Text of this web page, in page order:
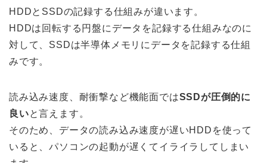
HDDとSSDの記録する仕組みが違います。
HDDは回転する円盤にデータを記録する仕組みなのに
対して、SSDは半導体メモリにデータを記録する仕組
みです。
読み込み速度、耐衝撃など機能面ではSSDが圧倒的に
良いと言えます。
そのため、データの読み込み速度が遅いHDDを使って
いると、パソコンの起動が遅くてイライラしてしまい